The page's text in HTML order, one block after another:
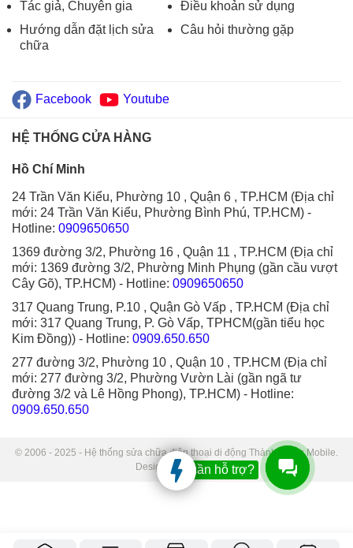
Tác giả, Chuyên gia
Hướng dẫn đặt lịch sửa
chữa
Điều khoản sử dụng
Câu hỏi thường gặp
Facebook Youtube
HỆ THỐNG CỬA HÀNG
Hồ Chí Minh
24 Trần Văn Kiểu, Phường 10 , Quận 6 , TP.HCM (Địa chỉ
mới: 24 Trần Văn Kiểu, Phường Bình Phú, TP.HCM) -
Hotline: 0909650650
1369 đường 3/2, Phường 16 , Quận 11 , TP.HCM (Địa chỉ
mới: 1369 đường 3/2, Phường Minh Phụng (gần cầu vượt
Cây Gõ), TP.HCM) - Hotline: 0909650650
317 Quang Trung, P.10 , Quận Gò Vấp , TP.HCM (Địa chỉ
mới: 317 Quang Trung, P. Gò Vấp, TPHCM(gần tiểu học
Kim Đồng)) - Hotline: 0909.650.650
277 đường 3/2, Phường 10 , Quận 10 , TP.HCM (Địa chỉ
mới: 277 đường 3/2, Phường Vườn Lài (gần ngã tư
đường 3/2 và Lê Hồng Phong), TP.HCM) - Hotline:
0909.650.650
© 2006 - 2025 - Hệ thống sửa chữa điện thoại di động Thành Trung Mobile.
Designed by Sudo.
Bạn cần hỗ trợ?